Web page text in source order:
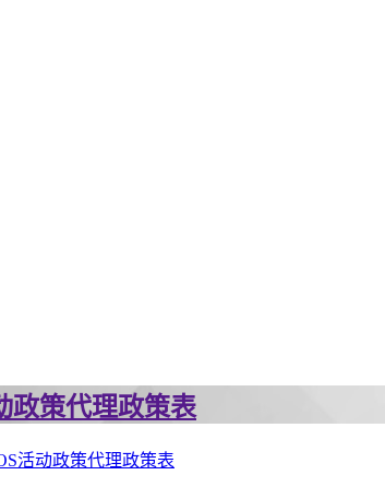
政策代理政策表
活动政策代理政策表